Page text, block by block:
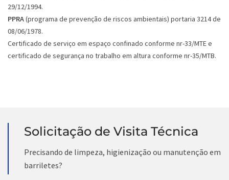
29/12/1994.
PPRA(programa de prevenção de riscos ambientais) portaria 3214 de
08/06/1978.
Certificado de serviço em espaço confinado conforme nr-33/MTE e
certificado de segurança no trabalho em altura conforme nr-35/MTB.
Solicitação de Visita Técnica
Precisando de limpeza, higienização ou manutenção em
barriletes?